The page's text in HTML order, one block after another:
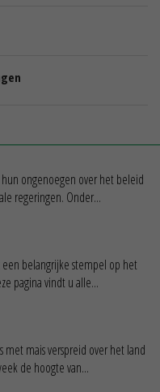
ongenoegen over het beleid
regeringen. Onder...
een belangrijke stempel op het
pagina vindt u alle...
mais verspreid over het land
de hoogte van...